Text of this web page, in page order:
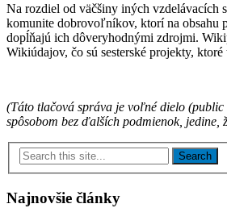
Na rozdiel od väčšiny iných vzdelávacích
komunite dobrovoľníkov, ktorí na obsahu
dopĺňajú ich dôveryhodnými zdrojmi.
Wikiúdajov, čo sú sesterské projekty,
(Táto tlačová správa je voľné dielo
spôsobom bez ďalších podmienok, jedine,
Najnovšie články